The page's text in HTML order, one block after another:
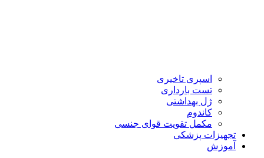
اسپری تاخیری
تست بارداری
ژل بهداشتی
کاندوم
مکمل تقویت قوای جنسی
تجهیزات پزشکی
آموزش